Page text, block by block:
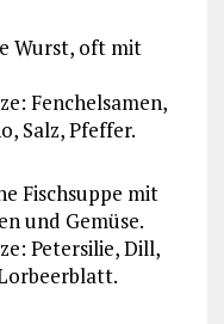
Wurst, oft mit
Fenchelsamen,
Salz, Pfeffer.
Fischsuppe mit
und Gemüse.
Petersilie, Dill,